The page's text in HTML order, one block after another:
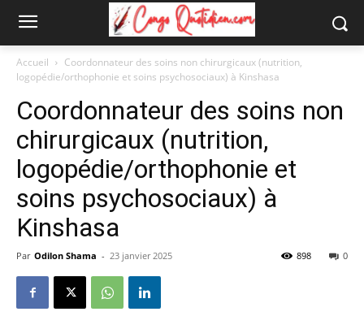
Accueil
Coordonnateur des soins non chirurgicaux (nutrition,
logopédie/orthophonie et soins psychosociaux) à Kinshasa
Coordonnateur des soins non
chirurgicaux (nutrition,
logopédie/orthophonie et
soins psychosociaux) à
Kinshasa
Par Odilon Shama - 23 janvier 2025 0
898